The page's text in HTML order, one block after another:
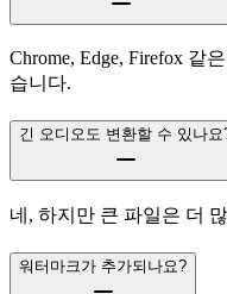
Chrome, Edge, Firefox 같
습니다.
긴 오디오도 변환할 수 있나요
네, 하지만 큰 파일은 더
워터마크가 추가되나요?